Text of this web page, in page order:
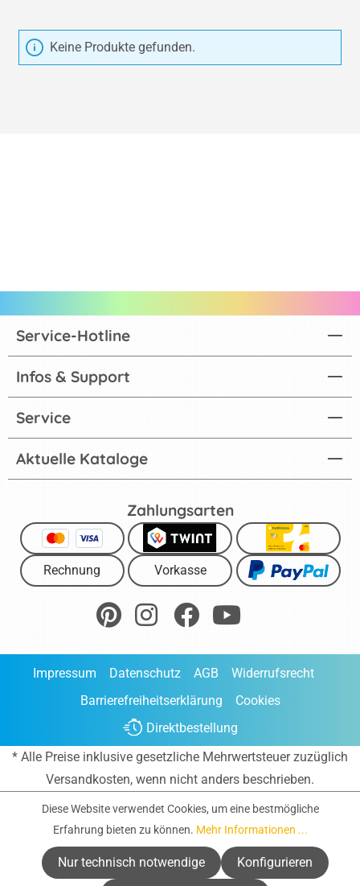
Keine Produkte gefunden.
Aktuelle Kataloge
Service-Hotline
Infos & Support
Service
Zahlungsarten
Rechnung Vorkasse
Impressum Datenschutz AGB
Widerrufsrecht
Barrierefreiheitserklärung
Cookies
Direktbestellung
* Alle Preise inklusive gesetzliche Mehrwertsteuer zuzüglich
Versandkosten, wenn nicht anders beschrieben.
Diese Website verwendet Cookies, um eine bestmögliche
Erfahrung bieten zu können. Mehr Informationen ...
Nur technisch notwendige Konfigurieren